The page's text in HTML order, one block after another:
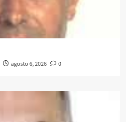
agosto 6, 2026 0